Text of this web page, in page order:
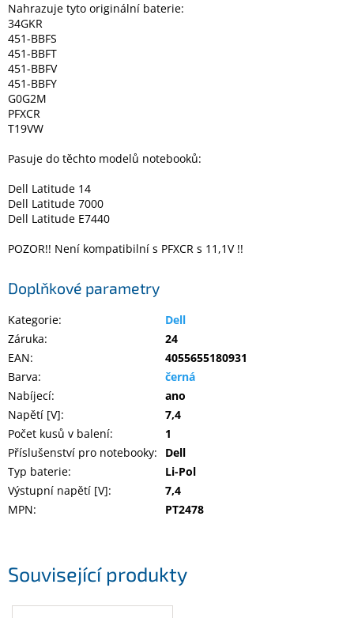
%
Black
Friday
VÝPRODEJ
zboží
TONERY
A
CARTRIDGE
OEM
Sestavy
systémy
MILESIGHT
Přihlášení
Související produkty
Nahrazuje tyto originální baterie:
34GKR
451-BBFS
451-BBFT
451-BBFV
451-BBFY
G0G2M
PFXCR
T19VW
Pasuje do těchto modelů notebooků:
Dell Latitude 14
Dell Latitude 7000
Dell Latitude E7440
POZOR!! Není kompatibilní s PFXCR s 11,1V !!
Doplňkové parametry
Kategorie:
Dell
Záruka:
24
EAN:
4055655180931
Barva:
černá
Nabíjecí:
ano
Napětí [V]:
7,4
Počet kusů v balení:
1
Příslušenství pro notebooky:
Dell
Typ baterie:
Li-Pol
Výstupní napětí [V]:
7,4
MPN: PT2478